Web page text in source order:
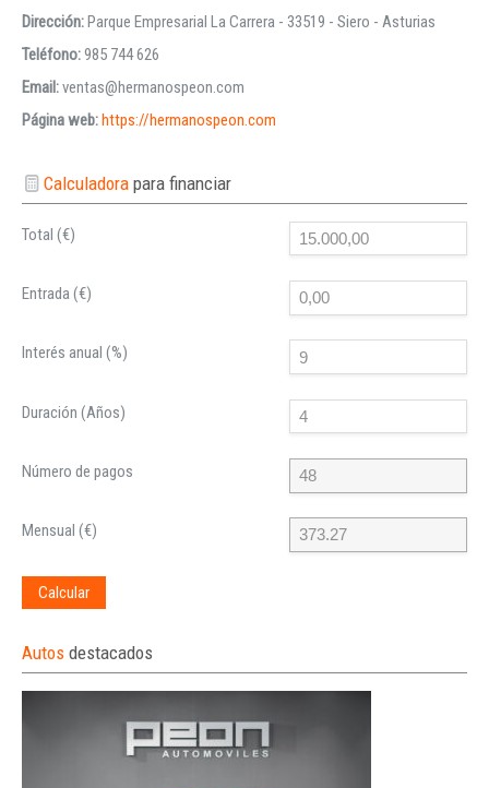
Dirección:Parque Empresarial La Carrera - 33519 - Siero - Asturias
Teléfono:985 744 626
Email:ventas@hermanospeon.com
Página web:https://hermanospeon.com
Calculadorapara financiar
Total (€)
Entrada (€)
Interés anual (%)
Duración (Años)
Número de pagos
Mensual (€)
Calcular
Autos destacados